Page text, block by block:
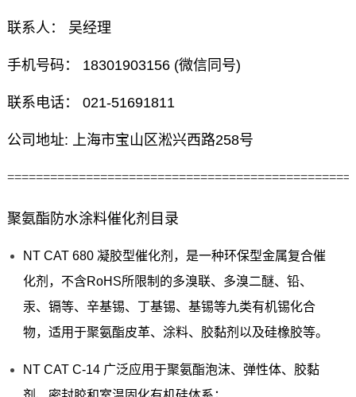
联系人： 吴经理
手机号码： 18301903156 (微信同号)
联系电话： 021-51691811
公司地址: 上海市宝山区淞兴西路258号
聚氨酯防水涂料催化剂目录
NT CAT 680 凝胶型催化剂，是一种环保型金属复合催
化剂，不含RoHS所限制的多溴联、多溴二醚、铅、
汞、镉等、辛基锡、丁基锡、基锡等九类有机锡化合
物，适用于聚氨酯皮革、涂料、胶黏剂以及硅橡胶等。
NT CAT C-14 广泛应用于聚氨酯泡沫、弹性体、胶黏